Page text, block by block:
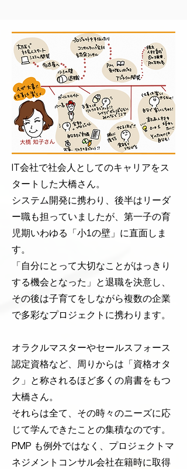
IT会社で社会人としてのキャリアをス
タートした大橋さん。
システム開発に携わり、後半はリーダ
ー職も担っていましたが、第一子の育
児期いわゆる「小1の壁」に直面しま
す。
「自分にとって大切なことがはっきり
する機会となった」と退職を決意し、
その後は子育てをしながら複数の企業
で多彩なプロジェクトに携わります。
オラクルマスターやセールスフォース
認定資格など、周りからは「資格オタ
ク」と称されるほど多くの肩書をもつ
大橋さん。
それらは全て、その時々のニーズに応
じて学んできたことの集積なのです。
PMP も例外ではなく、プロジェクトマ
ネジメントコンサル会社在籍時に取得